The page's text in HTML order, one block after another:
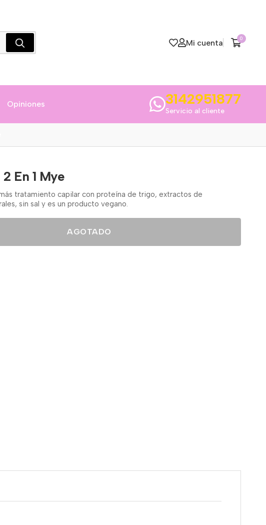
Mi cuenta 0
Opiniones 3142951877
Servicio al cliente
En 1 Mye
tratamiento capilar con proteína de trigo, extractos de
sin sal y es un producto vegano.
AGOTADO